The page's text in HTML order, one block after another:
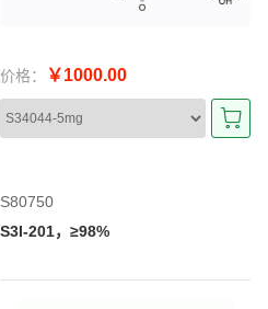
价格： ￥1000.00
S80750
S3I-201，≥98%